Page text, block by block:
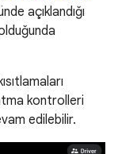
açıklandığı
kontrolleri
edilebilir.